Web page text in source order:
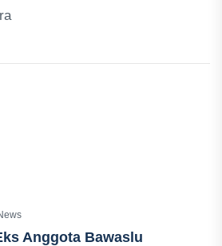
Anggota Bawaslu